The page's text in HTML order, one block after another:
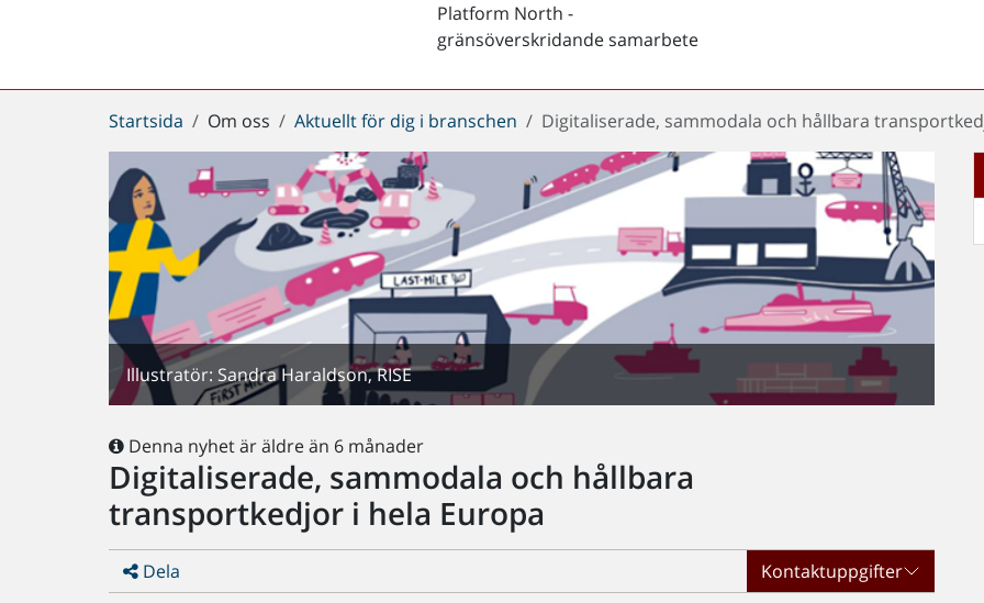
Platform North -
gränsöverskridande samarbete
Du
är
här:
Startsida Om oss Aktuellt för dig i branschen Digitaliserade, sammodala och hållbara
Illustratör: Sandra Haraldson, RISE
Denna nyhet är äldre än 6 månader
Digitaliserade, sammodala och hållbara
transportkedjor i hela Europa
Dela Kontaktuppgifter